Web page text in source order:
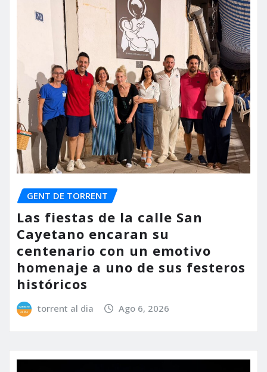
GENT DE TORRENT
Las fiestas de la calle San
Cayetano encaran su
centenario con un emotivo
homenaje a uno de sus festeros
históricos
torrent al dia Ago 6, 2026